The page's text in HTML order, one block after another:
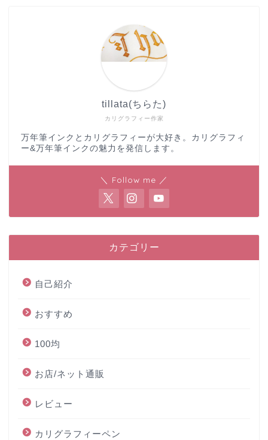
カリグラフィー作家
tillata(ちらた)
万年筆インクとカリグラフィーが大好き。カリグラフィ
ー&万年筆インクの魅力を発信します。
＼ Follow me ／
カテゴリー
自己紹介
おすすめ
100均
お店/ネット通販
レビュー
カリグラフィーペン